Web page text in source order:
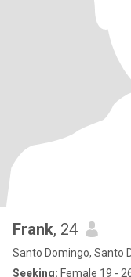
Frank, 24
Santo Domingo, Santo
Seeking: Female 19 -